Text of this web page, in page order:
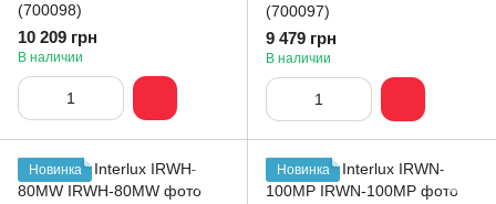
(700098)
10 209 грн
В наличии
(700097)
9 479 грн
В наличии
Новинка Новинка